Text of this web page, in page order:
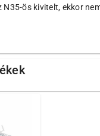
ös kivitelt, ekkor